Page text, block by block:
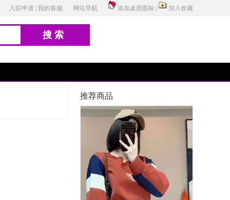
入驻申请 我的客服 网站导航 添加桌面图标 加入收藏
搜索
推荐商品